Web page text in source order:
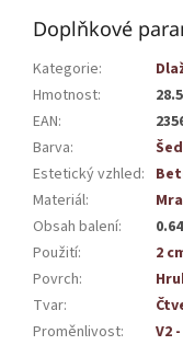
Doplňkové
Kategorie:
Hmotnost:
EAN:
Barva:
Estetický vzhled:
Materiál:
Obsah balení:
Použití: 2
Povrch:
Tvar:
Proměnlivost:
V2